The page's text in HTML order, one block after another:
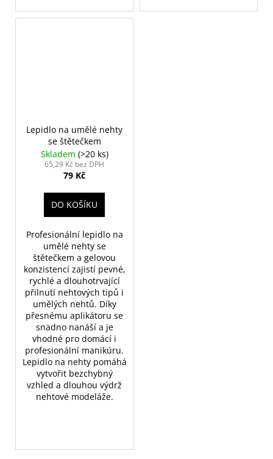
Lepidlo na umělé nehty
se štětečkem
Skladem (>20 ks)
65,29 Kč bez DPH
79 Kč
DO KOŠÍKU
Profesionální lepidlo na
umělé nehty se
štětečkem a gelovou
konzistencí zajistí pevné,
rychlé a dlouhotrvající
přilnutí nehtových tipů i
umělých nehtů. Díky
přesnému aplikátoru se
snadno nanáší a je
vhodné pro domácí i
profesionální manikúru.
Lepidlo na nehty pomáhá
vytvořit bezchybný
vzhled a dlouhou výdrž
nehtové modeláže.